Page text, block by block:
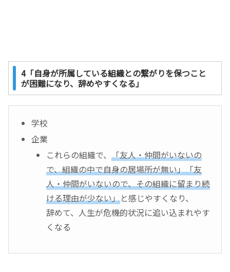
4「自身が所属している組織との繋がりを保つこと
が困難になり、辞めやすくなる」
学校
企業
これらの組織で、「友人・仲間がいないの
で、組織の中で自身の居場所が無い」「友
人・仲間がいないので、その組織に留まり続
ける理由が少ない」と感じやすくなり、
辞めて、人生が危機的状況に追い込まれやす
くなる